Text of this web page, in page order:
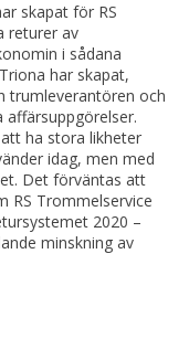
skapat för RS
returer av
i sådana
har skapat,
trumleverantören och
ha stora likheter
idag, men med
Det förväntas att
RS Trommelservice
2020 –
minskning av